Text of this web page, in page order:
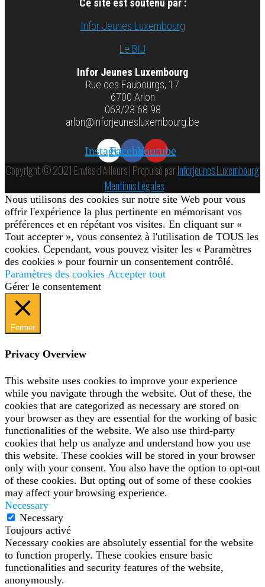
Ce site est soutenu par :
Infor Jeunes Luxembourg
Le BIJ
Infor Jeunes Luxembourg
Rue des Faubourgs, 17
6700 Arlon
063/23.68.98
arlon@inforjeunesluxembourg.be
InstagramFacebookYoutube
Copyright © 2021 Envies d’Ailleurs | Propulsé parInforjeunes Luxembourg
|Mentions Légales
Nous utilisons des cookies sur notre site Web pour vous
offrir l'expérience la plus pertinente en mémorisant vos
préférences et en répétant vos visites. En cliquant sur «
Tout accepter », vous consentez à l'utilisation de TOUS les
cookies. Cependant, vous pouvez visiter les « Paramètres
des cookies » pour fournir un consentement contrôlé.
Paramètres des cookies Accepter tout
Gérer le consentement
Fermer
Privacy Overview
This website uses cookies to improve your experience
while you navigate through the website. Out of these, the
cookies that are categorized as necessary are stored on
your browser as they are essential for the working of basic
functionalities of the website. We also use third-party
cookies that help us analyze and understand how you use
this website. These cookies will be stored in your browser
only with your consent. You also have the option to opt-out
of these cookies. But opting out of some of these cookies
may affect your browsing experience.
Necessary
Necessary
Toujours activé
Necessary cookies are absolutely essential for the website
to function properly. These cookies ensure basic
functionalities and security features of the website,
anonymously.